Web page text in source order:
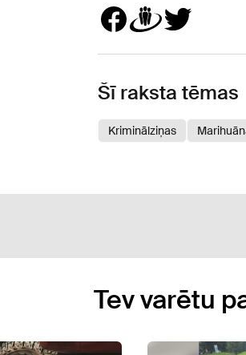
Šī raksta tēmas
Kriminālziņas
Tev varētu